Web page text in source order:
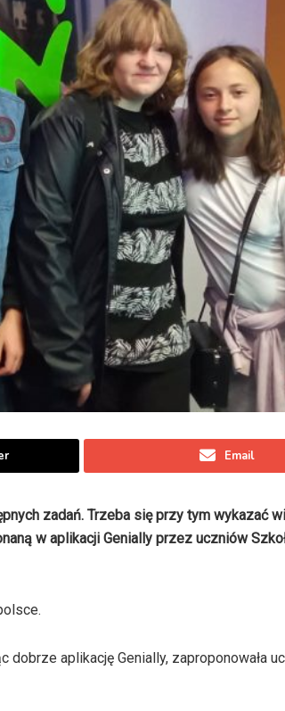
Email
zadań. Trzeba się przy tym wykazać
w aplikacji Genially przez uczniów
aplikację Genially, zaproponowała